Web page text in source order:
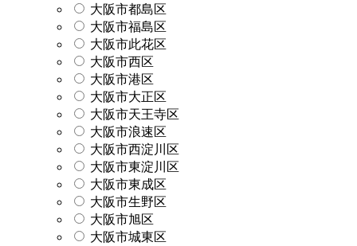
大阪市都島区
大阪市福島区
大阪市此花区
大阪市西区
大阪市港区
大阪市大正区
大阪市天王寺区
大阪市浪速区
大阪市西淀川区
大阪市東淀川区
大阪市東成区
大阪市生野区
大阪市旭区
大阪市城東区